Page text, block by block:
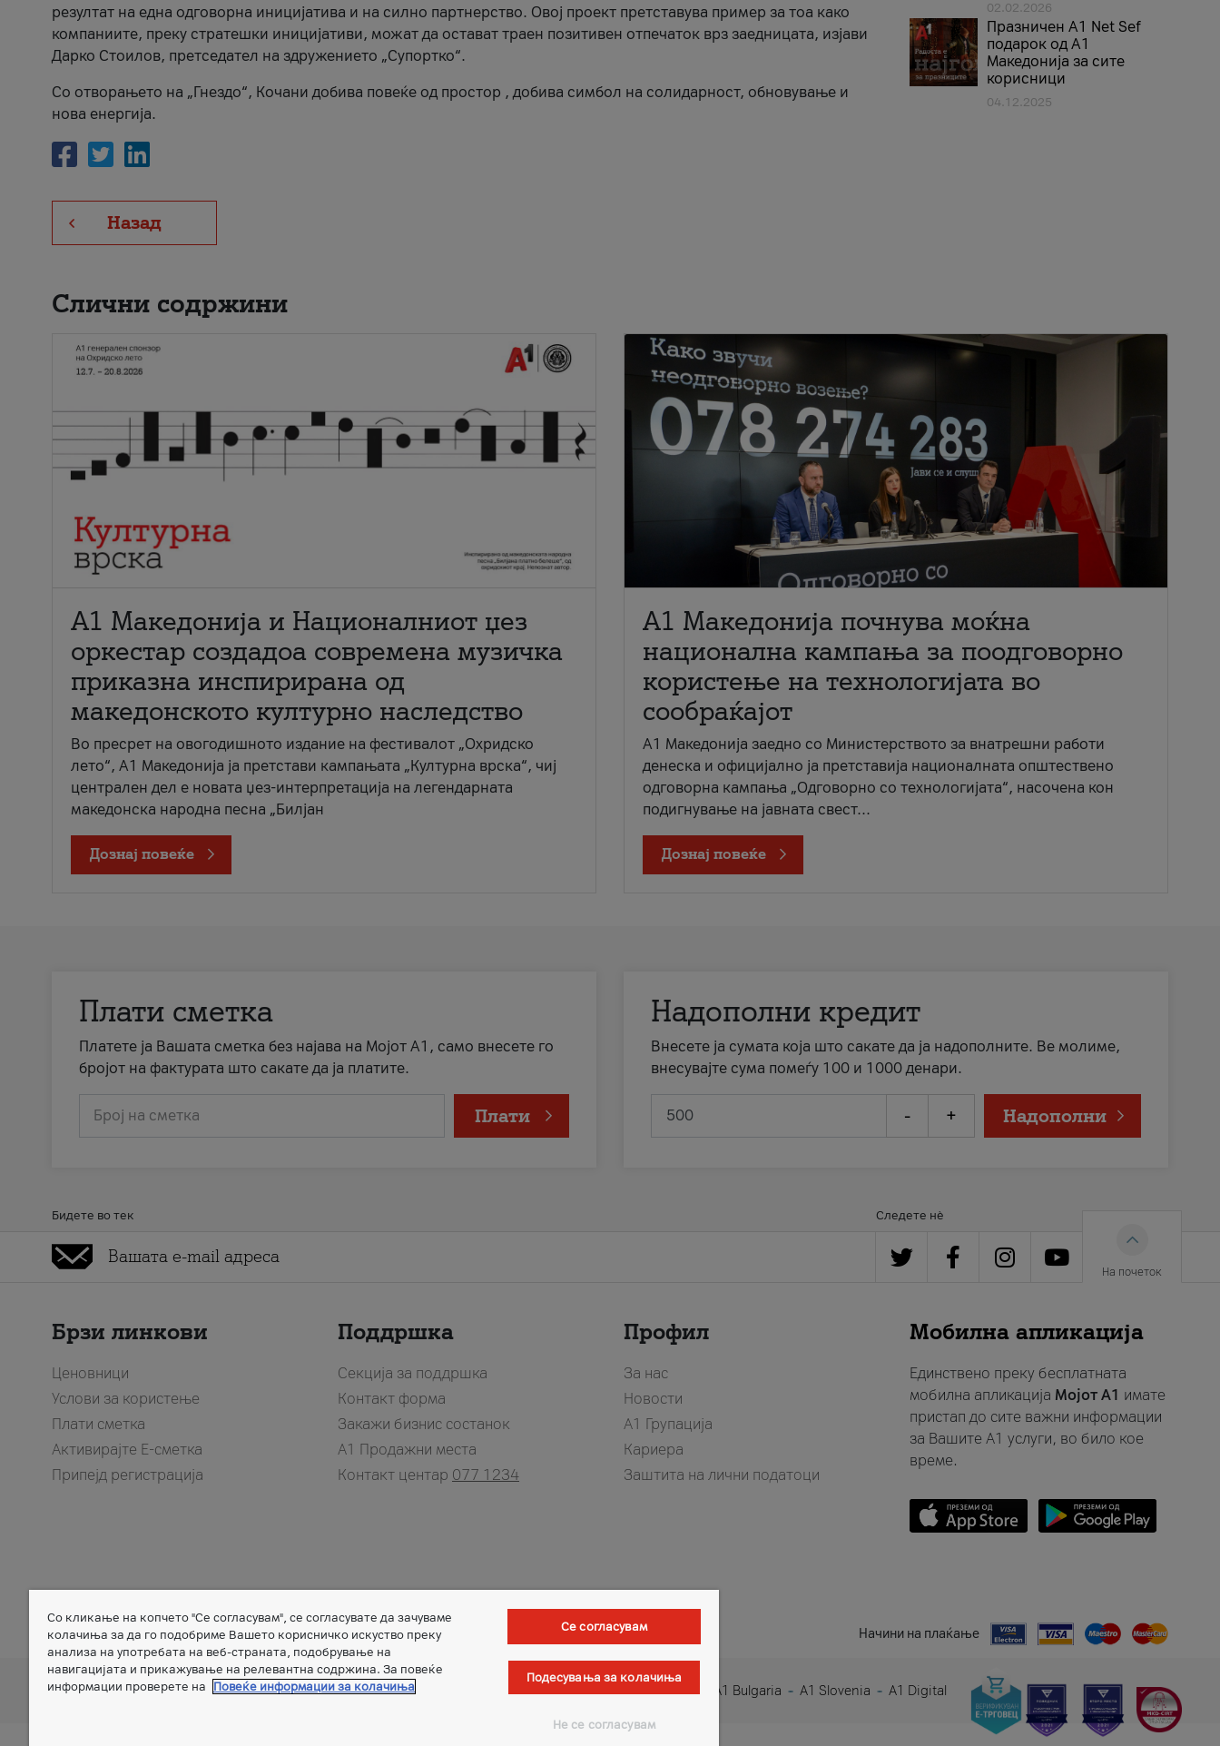
резултат на една одговорна иницијатива и на силно партнерство. Овој проект претставува пример за тоа како
компаниите, преку стратешки иницијативи, можат да остават траен позитивен отпечаток врз заедницата, изјави
Дарко Стоилов, претседател на здружението „Супортко“.
Со отворањето на „Гнездо“, Кочани добива повеќе од простор , добива симбол на солидарност, обновување и
нова енергија.
Назад
02.02.2026
Празничен A1 Net Sеf
подарок од А1
Македонија за сите
корисници
04.12.2025
Слични содржини
А1 Македонија и Националниот џез
оркестар создадоа современа музичка
приказна инспирирана од
македонското културно наследство
Во пресрет на овогодишното издание на фестивалот „Охридско
лето“, А1 Македонија ја претстави кампањата „Културна врска“, чиј
централен дел е новата џез-интерпретација на легендарната
македонска народна песна „Билјан
Дознај повеќе
A1 Македонија почнува моќна
национална кампања за поодговорно
користење на технологијата во
сообраќајот
A1 Македонија заедно со Министерството за внатрешни работи
денеска и официјално ја претставија националната општествено
одговорна кампања „Одговорно со технологијата“, насочена кон
подигнување на јавната свест...
Дознај повеќе
Плати сметка
Платете ја Вашата сметка без најава на Мојот А1, само внесете го
бројот на фактурата што сакате да ја платите.
Број на сметка Плати
Надополни кредит
Внесете ја сумата која што сакате да ја надополните. Ве молиме,
внесувајте сума помеѓу 100 и 1000 денари.
- + Надополни
Бидете во тек Следете нè
На почеток
Брзи линкови
Ценовници
Услови за користење
Плати сметка
Активирајте Е-сметка
Припејд регистрација
Поддршка
Секција за поддршка
Контакт форма
Закажи бизнис состанок
A1 Продажни места
Контакт центар 077 1234
Профил
За нас
Новости
А1 Групација
Кариера
Заштита на лични податоци
Мобилна апликација
Единствено преку бесплатната
мобилна апликација Мојот A1 имате
пристап до сите важни информации
за Вашите A1 услуги, во било кое
време.
Member of Начини на плаќање
Дознај повеќе за A1 Telekom Austria Group A1 Austria A1 Bulgaria A1 Slovenia A1 Digital
Со кликање на копчето "Се согласувам", се согласувате да зачуваме
колачиња за да го подобриме Вашето корисничко искуство преку
анализа на употребата на веб-страната, подобрување на
навигацијата и прикажување на релевантна содржина. За повеќе
информации проверете на
Повеќе информации за колачиња
Се согласувам
Не се согласувам
Подесувања за колачиња